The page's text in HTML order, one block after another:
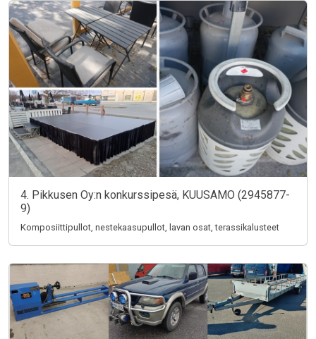
4. Pikkusen Oy:n konkurssipesä, KUUSAMO (2945877-
9)
Komposiittipullot, nestekaasupullot, lavan osat, terassikalusteet